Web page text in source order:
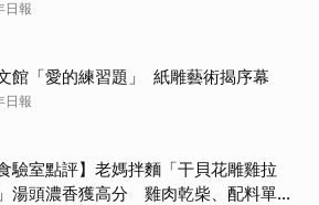
日報
館「愛的練習題」 紙雕藝術揭序幕
日報
食驗室點評】老媽拌麵「干貝花雕雞拉
湯頭濃香獲高分 雞肉乾柴、配料單調